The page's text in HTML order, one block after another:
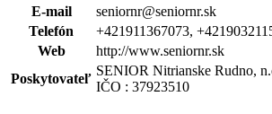
E-mail
seniornr@seniornr.sk
Telefón
+421911367073,
Web
http://www.seniornr.sk
Poskytovateľ
SENIOR Nitrianske Rudno,
IČO : 37923510